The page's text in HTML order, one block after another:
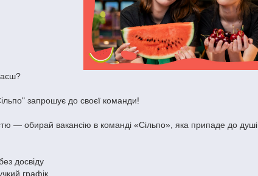
запрошує до своєї команди!
— обирай вакансію в команді «Сільпо», яка припаде до душі
досвіду
графік